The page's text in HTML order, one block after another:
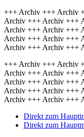
+++ Archiv +++ Archiv
Archiv +++ Archiv +++
Archiv +++ Archiv +++
Archiv +++ Archiv +++
Archiv +++ Archiv +++
+++ Archiv +++ Archiv
Archiv +++ Archiv +++
Archiv +++ Archiv +++
Archiv +++ Archiv +++
Archiv +++ Archiv +++
Direkt zum
Direkt zum